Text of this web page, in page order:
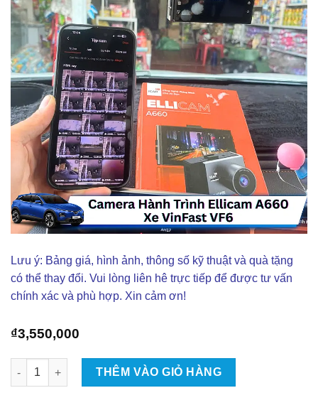
Lưu ý: Bảng giá, hình ảnh, thông số kỹ thuật và quà tặng
có thể thay đổi. Vui lòng liên hê trực tiếp để được tư vấn
chính xác và phù hợp. Xin cảm ơn!
₫3,550,000
Lắp Camera Hành Trình Ellicam A660 Xe Vinfast VF6 số lượng
THÊM VÀO GIỎ HÀNG